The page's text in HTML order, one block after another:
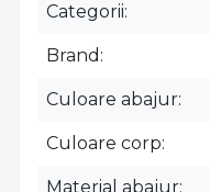
Categorii
Brand
Culoare abajur
Culoare corp
Material abajur